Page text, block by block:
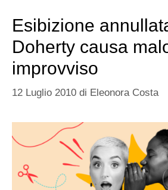
Esibizione
Doherty causa
improvviso
12 Luglio 2010 di Eleonora Costa